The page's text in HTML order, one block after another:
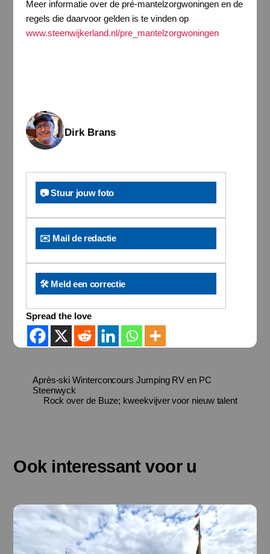
Meer informatie over de pré-mantelzorgwoningen en de
regels die daarvoor gelden is te vinden op
www.steenwijkerland.nl/pre_mantelzorgwoningen
Dirk Brans
📷 Stuur jouw foto
✉️ Mail de redactie
🛠️ Meld een correctie
Spread the love
Après-ski Winterconcours Jumping RV en PC
Steenwyck
Rock over de Buze; kweekvijver voor nieuw talent
Ook interessant voor u